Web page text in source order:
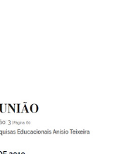
EMEIs - Escolas
crianças de 4
Municipal de
zero a 5 anos e 11